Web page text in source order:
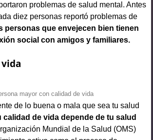
problemas de salud mental. Antes
diez personas reportó problemas de
personas que envejecen bien tienen
social con amigos y familiares.
mayor con calidad de vida
de lo buena o mala que sea tu salud
calidad de vida depende de tu salud
Mundial de la Salud (OMS)